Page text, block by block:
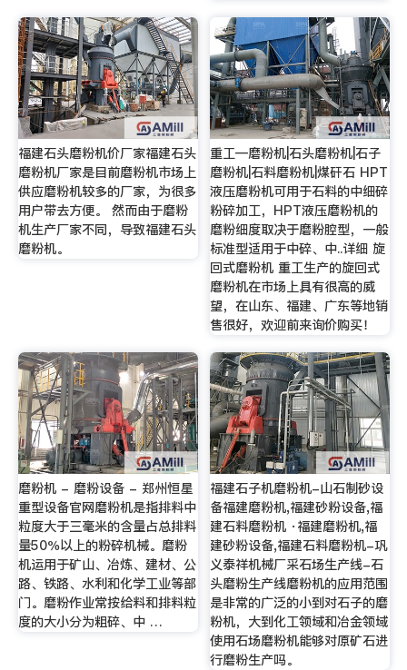
福建石头磨粉机价厂家福建石头
磨粉机厂家是目前磨粉机市场上
供应磨粉机较多的厂家，为很多
用户带去方便。 然而由于磨粉
机生产厂家不同，导致福建石头
磨粉机。
重工—磨粉机|石头磨粉机|石子
磨粉机|石料磨粉机|煤矸石 HPT
液压磨粉机可用于石料的中细碎
粉碎加工，HPT液压磨粉机的
磨粉细度取决于磨粉腔型，一般
标准型适用于中碎、中..详细 旋
回式磨粉机 重工生产的旋回式
磨粉机在市场上具有很高的威
望，在山东、福建、广东等地销
售很好，欢迎前来询价购买！
磨粉机 - 磨粉设备 - 郑州恒星
重型设备官网磨粉机是指排料中
粒度大于三毫米的含量占总排料
量50％以上的粉碎机械。磨粉
机运用于矿山、冶炼、建材、公
路、铁路、水利和化学工业等部
门。磨粉作业常按给料和排料粒
度的大小分为粗碎、中 …
福建石子机磨粉机-山石制砂设
备福建磨粉机,福建砂粉设备,福
建石料磨粉机 ·福建磨粉机,福
建砂粉设备,福建石料磨粉机-巩
义泰祥机械厂采石场生产线-石
头磨粉生产线磨粉机的应用范围
是非常的广泛的小到对石子的磨
粉机，大到化工领域和冶金领域
使用石场磨粉机能够对原矿石进
行磨粉生产吗。